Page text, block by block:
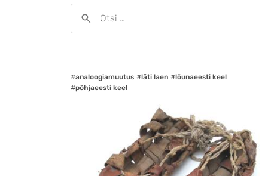
#analoogiamuutus #läti laen #lõunaeesti keel
#põhjaeesti keel